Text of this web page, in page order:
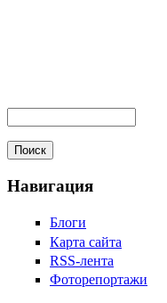
Навигация
Блоги
Карта сайта
RSS-лента
Фоторепортажи